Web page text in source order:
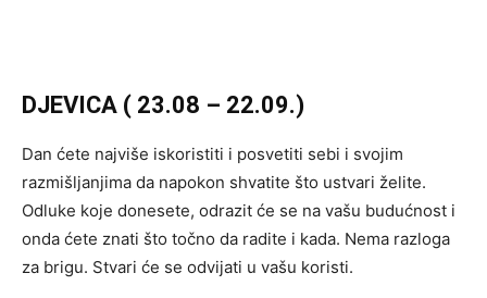
DJEVICA ( 23.08 – 22.09.)
Dan ćete najviše iskoristiti i posvetiti sebi i svojim
razmišljanjima da napokon shvatite što ustvari želite.
Odluke koje donesete, odrazit će se na vašu budućnost i
onda ćete znati što točno da radite i kada. Nema razloga
za brigu. Stvari će se odvijati u vašu koristi.